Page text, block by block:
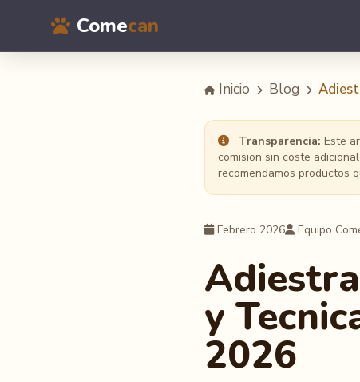
Comecan
Inicio Blog
Transparencia: Este
comision sin coste
recomendamos productos
Febrero 2026 Equipo
y
2026